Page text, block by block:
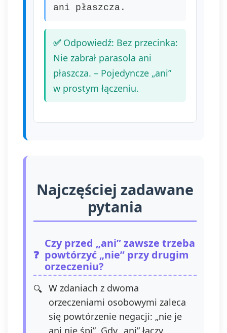
ani płaszcza.
Odpowiedź: Bez przecinka:
Nie zabrał parasola ani
płaszcza. – Pojedyncze „ani”
w prostym łączeniu.
Najczęściej zadawane
pytania
Czy przed „ani” zawsze trzeba
powtórzyć „nie” przy drugim
orzeczeniu?
W zdaniach z dwoma
orzeczeniami osobowymi zaleca
się powtórzenie negacji: „nie je
ani nie śpi”. Gdy „ani” łączy